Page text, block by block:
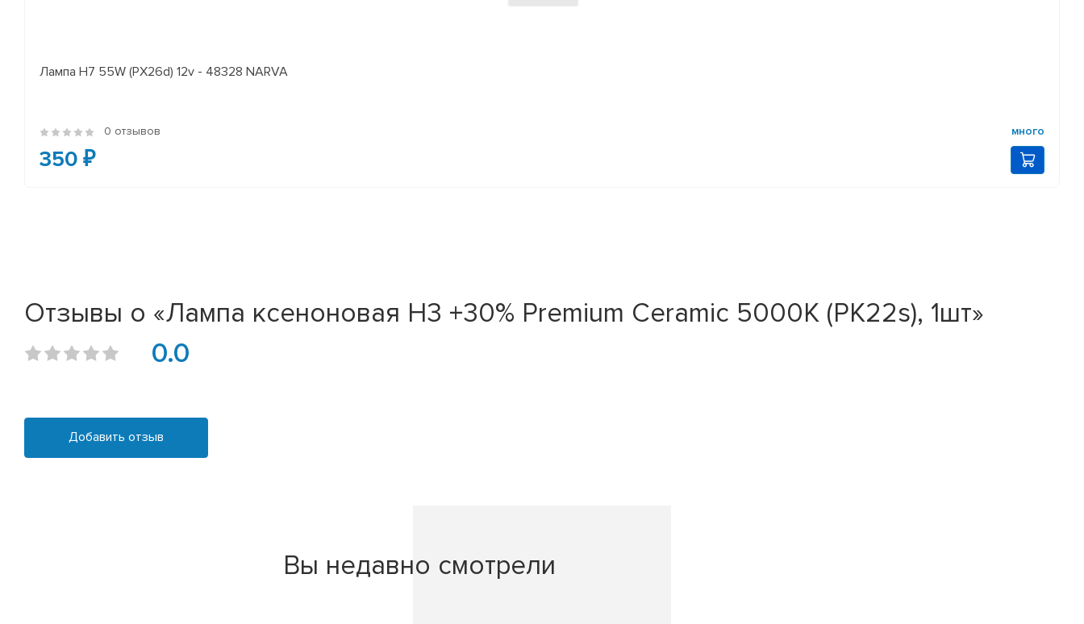
Лампа H7 55W (PX26d) 12v - 48328 NARVA
0 отзывов много
350 ₽
Отзывы о «Лампа ксеноновая H3 +30% Premium Ceramic 5000K (PK22s), 1шт»
0.0
Добавить отзыв
Вы недавно смотрели